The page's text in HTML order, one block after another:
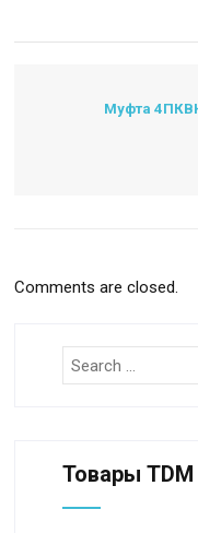
Муфта
Comments are closed.
Товары TDM